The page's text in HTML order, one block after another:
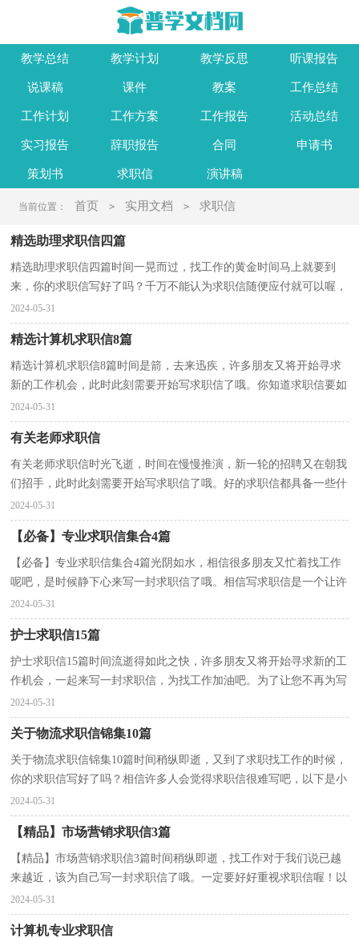
教学总结 教学计划 教学反思 听课报告
说课稿 课件 教案 工作总结
工作计划 工作方案 工作报告 活动总结
实习报告 辞职报告 合同 申请书
策划书 求职信 演讲稿
当前位置： 首页 > 实用文档 > 求职信
精选助理求职信四篇
精选助理求职信四篇时间一晃而过，找工作的黄金时间马上就要到
来，你的求职信写好了吗？千万不能认为求职信随便应付就可以喔，
以下是小编整理的助理求职信4篇，欢迎阅读，希望大家能够...
2024-05-31
精选计算机求职信8篇
精选计算机求职信8篇时间是箭，去来迅疾，许多朋友又将开始寻求
新的工作机会，此时此刻需要开始写求职信了哦。你知道求职信要如
何写吗？下面是小编收集整理的计算机求职信9篇，仅供参...
2024-05-31
有关老师求职信
有关老师求职信时光飞逝，时间在慢慢推演，新一轮的招聘又在朝我
们招手，此时此刻需要开始写求职信了哦。好的求职信都具备一些什
么特点呢？下面是小编收集整理的有关老师求职信，欢迎...
2024-05-31
【必备】专业求职信集合4篇
【必备】专业求职信集合4篇光阴如水，相信很多朋友又忙着找工作
呢吧，是时候静下心来写一封求职信了哦。相信写求职信是一个让许
多人都头痛的问题，以下是小编精心整理的专业求职...
2024-05-31
护士求职信15篇
护士求职信15篇时间流逝得如此之快，许多朋友又将开始寻求新的工
作机会，一起来写一封求职信，为找工作加油吧。为了让您不再为写
求职信头疼，以下是小编为大家整理的护士求职信，希望...
2024-05-31
关于物流求职信锦集10篇
关于物流求职信锦集10篇时间稍纵即逝，又到了求职找工作的时候，
你的求职信写好了吗？相信许多人会觉得求职信很难写吧，以下是小
编整理的物流求职信10篇，欢迎大家分享。物流求职信...
2024-05-31
【精品】市场营销求职信3篇
【精品】市场营销求职信3篇时间稍纵即逝，找工作对于我们说已越
来越近，该为自己写一封求职信了哦。一定要好好重视求职信喔！以
下是小编帮大家整理的市场营销求职信3篇，供大家参考...
2024-05-31
计算机专业求职信